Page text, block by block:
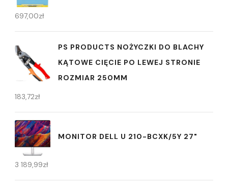
697,00zł
PS PRODUCTS NOŻYCZKI DO BLACHY
KĄTOWE CIĘCIE PO LEWEJ STRONIE
ROZMIAR 250MM
183,72zł
MONITOR DELL U 210-BCXK/5Y 27"
3 189,99zł